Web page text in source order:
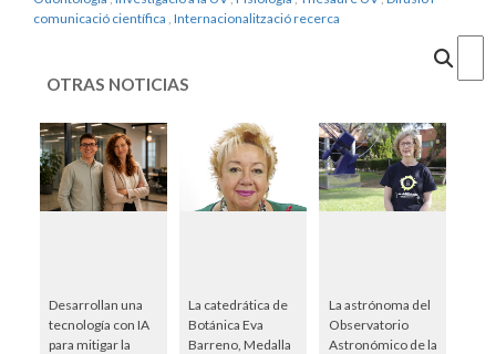
comunicació científica Internacionalització recerca
OTRAS NOTICIAS
Desarrollan una
tecnología con IA
para mitigar la
La catedrática de
Botánica Eva
Barreno, Medalla
La astrónoma del
Observatorio
Astronómico de la